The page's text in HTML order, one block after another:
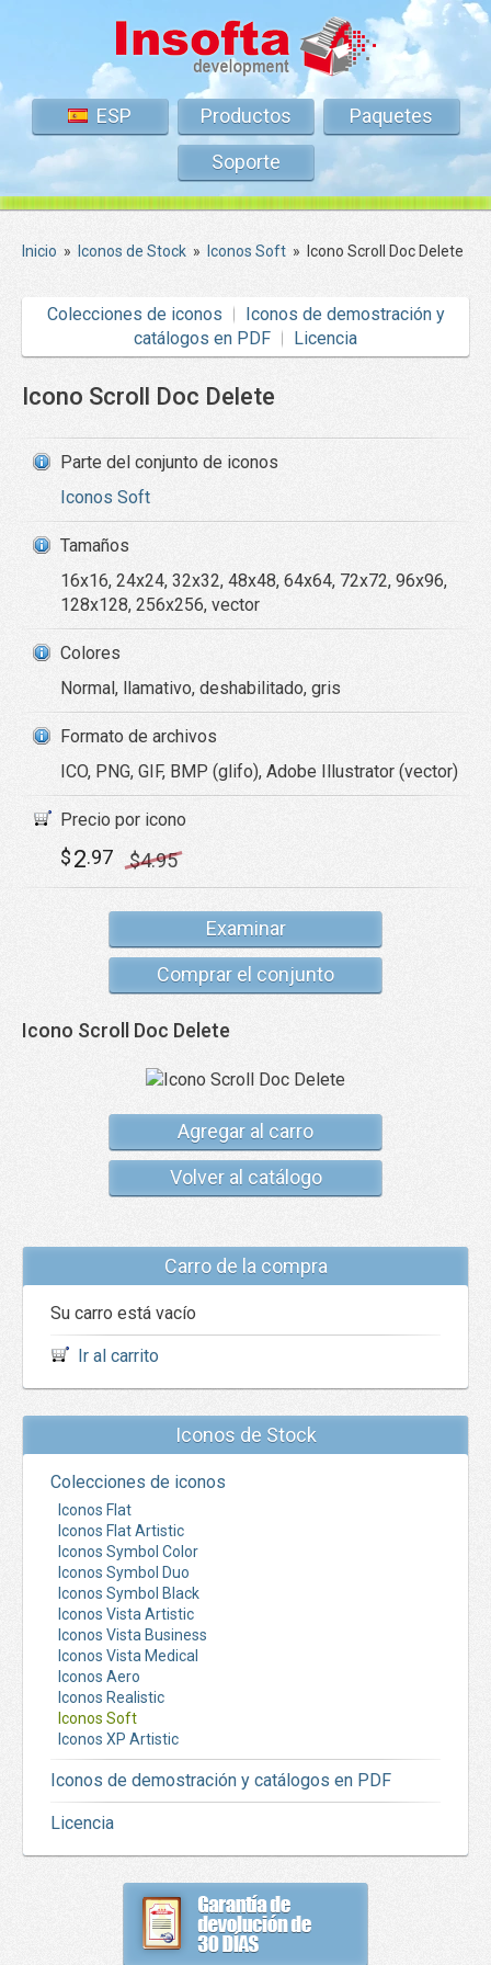
ESP Productos
Paquetes
Soporte
Inicio » Iconos de Stock » Iconos Soft » Icono Scroll Doc Delete
Colecciones de iconos
Iconos de demostración y
catálogos en PDF
Licencia
Icono Scroll Doc Delete
Parte del conjunto de iconos
Iconos Soft
Tamaños
16x16, 24x24, 32x32, 48x48, 64x64, 72x72, 96x96,
128x128, 256x256, vector
Colores
Normal, llamativo, deshabilitado, gris
Formato de archivos
ICO, PNG, GIF, BMP (glifo), Adobe Illustrator (vector)
Precio por icono
$2.97 $4.95
Examinar
Comprar el conjunto
Icono Scroll Doc Delete
Agregar al carro
Volver al catálogo
Carro de la compra
Su carro está vacío
Ir al carrito
Iconos de Stock
Colecciones de iconos
Iconos Flat
Iconos Flat Artistic
Iconos Symbol Color
Iconos Symbol Duo
Iconos Symbol Black
Iconos Vista Artistic
Iconos Vista Business
Iconos Vista Medical
Iconos Aero
Iconos Realistic
Iconos Soft
Iconos XP Artistic
Iconos de demostración y catálogos en PDF
Licencia